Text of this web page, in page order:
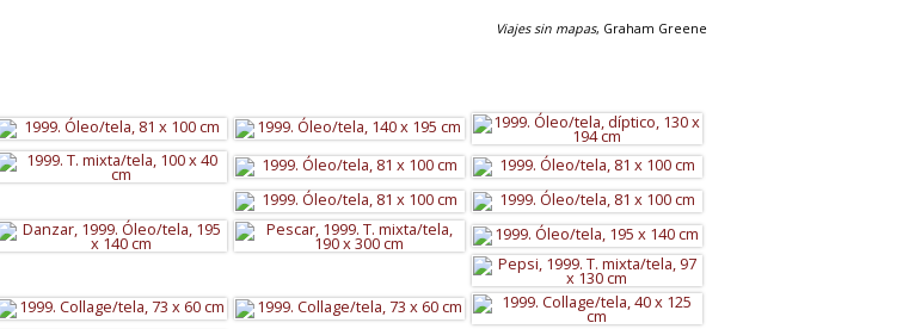
Viajes sin mapas, Graham Greene